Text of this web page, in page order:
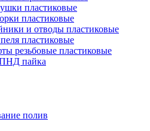
пластиковые
пластиковые
и отводы пластиковые
пластиковые
резьбовые пластиковые
пайка
полив